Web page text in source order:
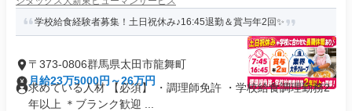
学校給食経験者募集！土日祝休み♪16:45退勤＆賞与年2回✨
〒373-0806群馬県太田市龍舞町
月給23万5000円～26万円
求めている人材 【必須】 ・調理師免許 ・学校給食調理勤務2
年以上 ＊ブランク歓迎 ...